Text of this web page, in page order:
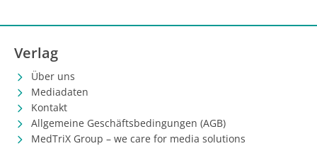
Verlag
Über uns
Mediadaten
Kontakt
Allgemeine Geschäftsbedingungen (AGB)
MedTriX Group – we care for media solutions